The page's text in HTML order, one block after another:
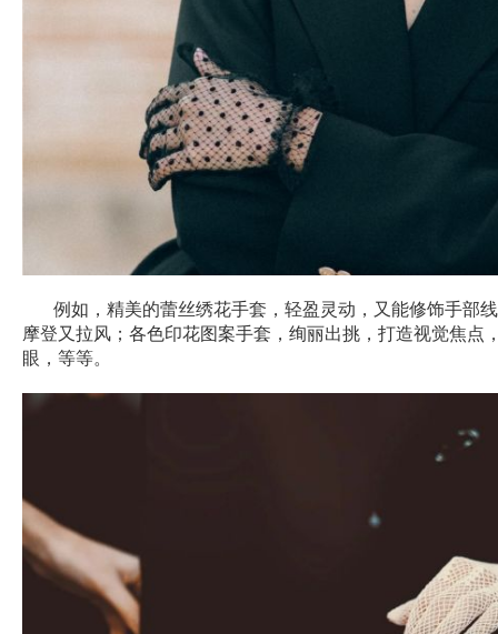
例如，精美的蕾丝绣花手套，轻盈灵动，又能修饰手部
摩登又拉风；各色印花图案手套，绚丽出挑，打造视觉焦点
眼，等等。